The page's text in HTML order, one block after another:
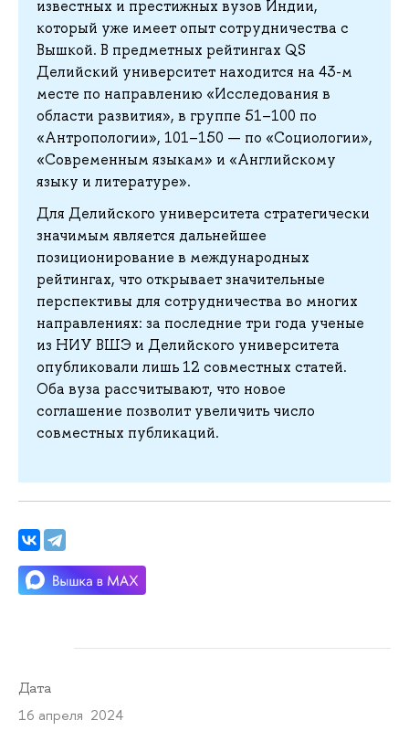
известных и престижных вузов Индии,
который уже имеет опыт сотрудничества с
Вышкой. В предметных рейтингах QS
Делийский университет находится на 43-м
месте по направлению «Исследования в
области развития», в группе 51–100 по
«Антропологии», 101–150 — по «Социологии»,
«Современным языкам» и «Английскому
языку и литературе».
Для Делийского университета стратегически
значимым является дальнейшее
позиционирование в международных
рейтингах, что открывает значительные
перспективы для сотрудничества во многих
направлениях: за последние три года ученые
из НИУ ВШЭ и Делийского университета
опубликовали лишь 12 совместных статей.
Оба вуза рассчитывают, что новое
соглашение позволит увеличить число
совместных публикаций.
Дата
16 апреля 2024